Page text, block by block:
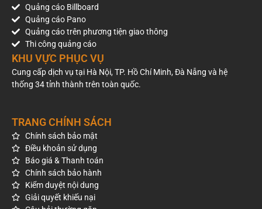
Quảng cáo Billboard
Quảng cáo Pano
Quảng cáo trên phương tiện giao thông
Thi công quảng cáo
KHU VỰC PHỤC VỤ
Cung cấp dịch vụ tại Hà Nội, TP. Hồ Chí Minh, Đà Nẵng và hệ
thống 34 tỉnh thành trên toàn quốc.
TRANG CHÍNH SÁCH
Chính sách bảo mật
Điều khoản sử dụng
Báo giá & Thanh toán
Chính sách bảo hành
Kiểm duyệt nội dung
Giải quyết khiếu nại